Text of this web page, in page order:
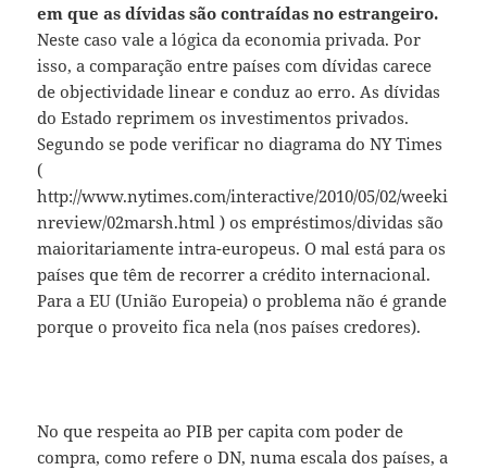
em que as dívidas são contraídas no estrangeiro.
Neste caso vale a lógica da economia privada. Por
isso, a comparação entre países com dívidas carece
de objectividade linear e conduz ao erro. As dívidas
do Estado reprimem os investimentos privados.
Segundo se pode verificar no diagrama do NY Times
(
http://www.nytimes.com/interactive/2010/05/02/weeki
nreview/02marsh.html ) os empréstimos/dividas são
maioritariamente intra-europeus. O mal está para os
países que têm de recorrer a crédito internacional.
Para a EU (União Europeia) o problema não é grande
porque o proveito fica nela (nos países credores).
No que respeita ao PIB per capita com poder de
compra, como refere o DN, numa escala dos países, a